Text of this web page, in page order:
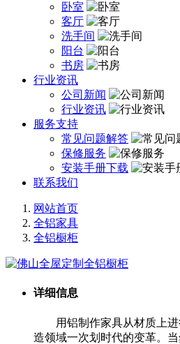
卧室
客厅
洗手间
阳台
书房
行业资讯
公司新闻
行业资讯
服务支持
常见问题解答
保修服务
安装手册下载
联系我们
网站首页
全铝家具
全铝橱柜
详细信息
用铝制作家具从材质上进
造领域一次划时代的变革。当